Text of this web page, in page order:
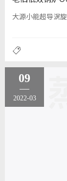
大源小能超导涡
09
2022-03